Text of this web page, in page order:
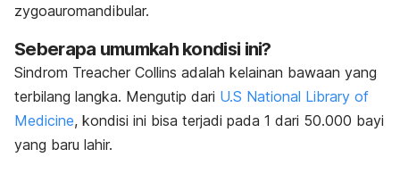
zygoauromandibular.
Seberapa umumkah kondisi ini?
Sindrom Treacher Collins adalah kelainan bawaan yang
terbilang langka. Mengutip dari U.S National Library of
Medicine, kondisi ini bisa terjadi pada 1 dari 50.000 bayi
yang baru lahir.